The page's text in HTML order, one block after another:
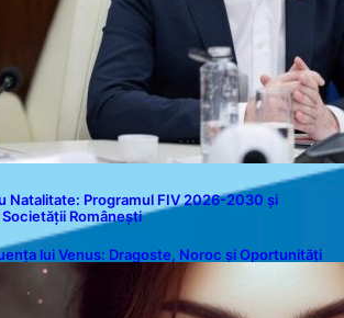
Natalitate: Programul FIV 2026-2030 și
Românești
lui Venus: Dragoste, Noroc și Oportunități
Tauri și Balanțe în Weekendul 8-9 August